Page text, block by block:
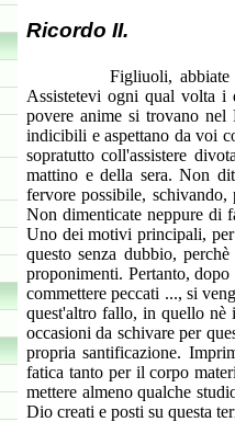
Ricordo II.
Figliuoli, abbiate tutta la
Assistetevi ogni qual volta i
povere anime si trovano nel
indicibili e aspettano da voi
sopratutto coll'assistere
mattino e della sera. Non
fervore possibile,
Non dimenticate neppure di
Uno dei motivi principali, per
questo senza dubbio,
proponimenti. Pertanto,
commettere peccati ..., si
quest'altro fallo, in quello nè
occasioni da schivare per
propria santificazione.
fatica tanto per il corpo
mettere almeno qualche
Dio creati e posti su questa